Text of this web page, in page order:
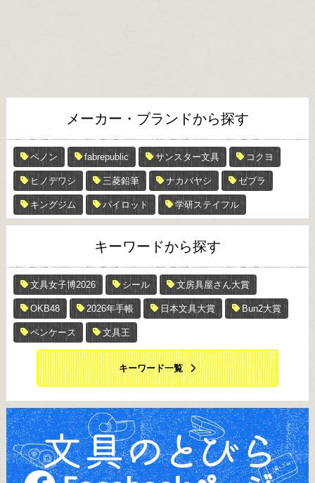
メーカー・ブランドから探す
ペノン fabrepublic サンスター文具 コクヨ
ヒノデワシ 三菱鉛筆 ナカバヤシ ゼブラ
キングジム パイロット 学研ステイフル
キーワードから探す
文具女子博2026 シール 文房具屋さん大賞
OKB48 2026年手帳 日本文具大賞 Bun2大賞
ペンケース 文具王
キーワード一覧